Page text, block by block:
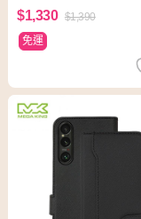
$1,330 $1,390
免運